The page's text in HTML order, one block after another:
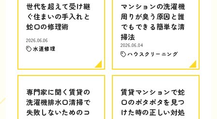
世代を超えて受け継
ぐ住まいの手入れと
蛇口の修理術
2026.06.06
水道修理
マンションの洗濯機
周りが臭う原因と誰
でもできる簡単な清
掃法
2026.06.04
ハウスクリーニング
専門家に聞く賃貸の
洗濯機排水口清掃で
失敗しないためのコ
賃貸マンションで蛇
口のポタポタを見つ
けた時の正しい対処